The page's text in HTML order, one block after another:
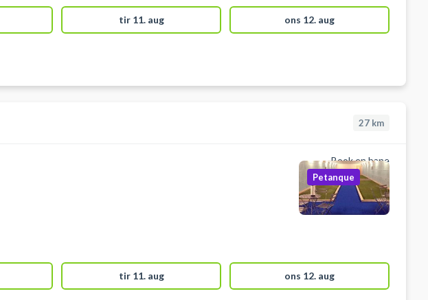
tir 11. aug ons 12. aug
27 km
Book en bane
Petanque
tir 11. aug ons 12. aug